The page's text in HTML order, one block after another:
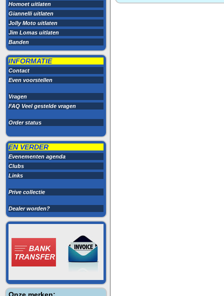
Homoet uitlaten
Giannelli uitlaten
Jolly Moto uitlaten
Jim Lomas uitlaten
Banden
INFORMATIE
Contact
Even voorstellen
Vragen
FAQ Veel gestelde vragen
Order status
EN VERDER
Evenementen agenda
Clubs
Links
Prive collectie
Dealer worden?